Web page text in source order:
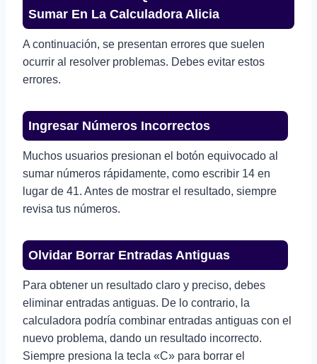
Sumar En La Calculadora Alicia
A continuación, se presentan errores que suelen
ocurrir al resolver problemas. Debes evitar estos
errores.
Ingresar Números Incorrectos
Muchos usuarios presionan el botón equivocado al
sumar números rápidamente, como escribir 14 en
lugar de 41. Antes de mostrar el resultado, siempre
revisa tus números.
Olvidar Borrar Entradas Antiguas
Para obtener un resultado claro y preciso, debes
eliminar entradas antiguas. De lo contrario, la
calculadora podría combinar entradas antiguas con el
nuevo problema, dando un resultado incorrecto.
Siempre presiona la tecla «C» para borrar el